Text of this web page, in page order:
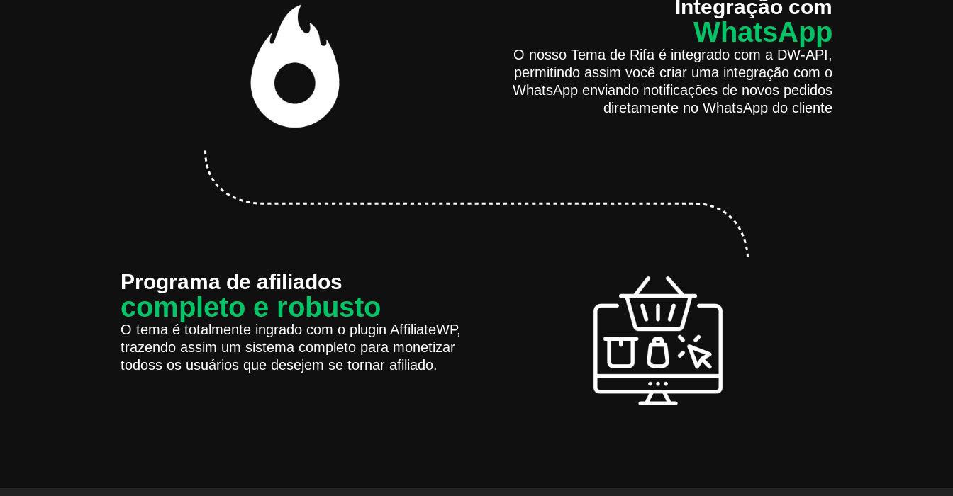
Integração com
WhatsApp
O nosso Tema de Rifa é integrado com a DW-API,
permitindo assim você criar uma integração com o
WhatsApp enviando notificações de novos pedidos
diretamente no WhatsApp do cliente
Programa de afiliados
completo e robusto
O tema é totalmente ingrado com o plugin AffiliateWP,
trazendo assim um sistema completo para monetizar
todoss os usuários que desejem se tornar afiliado.